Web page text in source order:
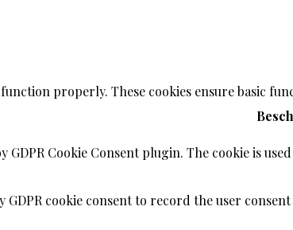
properly. These cookies ensure basic
GDPR Cookie Consent plugin. The cookie is
GDPR cookie consent to record the user